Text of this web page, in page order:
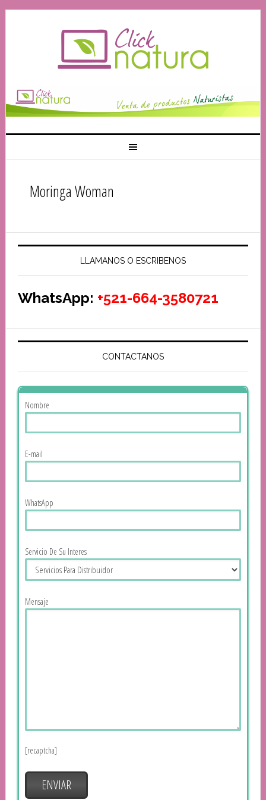
Moringa Woman
LLAMANOS O ESCRIBENOS
WhatsApp: +521-664-3580721
CONTACTANOS
Nombre
E-mail
WhatsApp
Servicio De Su Interes
Mensaje
[recaptcha]